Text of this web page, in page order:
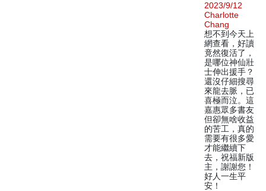
2023/9/12
Charlotte
Chang
想不到今天上
網查看，好讀
竟然復活了，
是哪位神仙壯
士伸出援手？
還沒仔細搜尋
來龍去脈，已
喜極而泣。這
嘉惠眾多書友
但卻無啥收益
的苦工，真的
需要有很多愛
才能繼續下
去，祝福新版
主，謝謝您！
好人一生平
安！